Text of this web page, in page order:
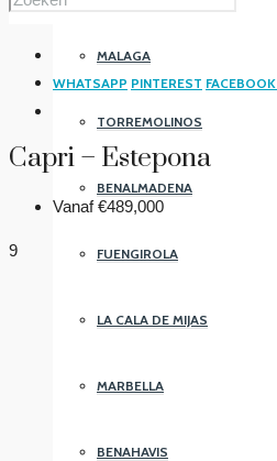
MALAGA
TORREMOLINOS
BENALMADENA
FUENGIROLA
LA CALA DE MIJAS
MARBELLA
BENAHAVIS
WHATSAPP PINTEREST FACEBOOK
Capri – Estepona
Vanaf€489,000
9